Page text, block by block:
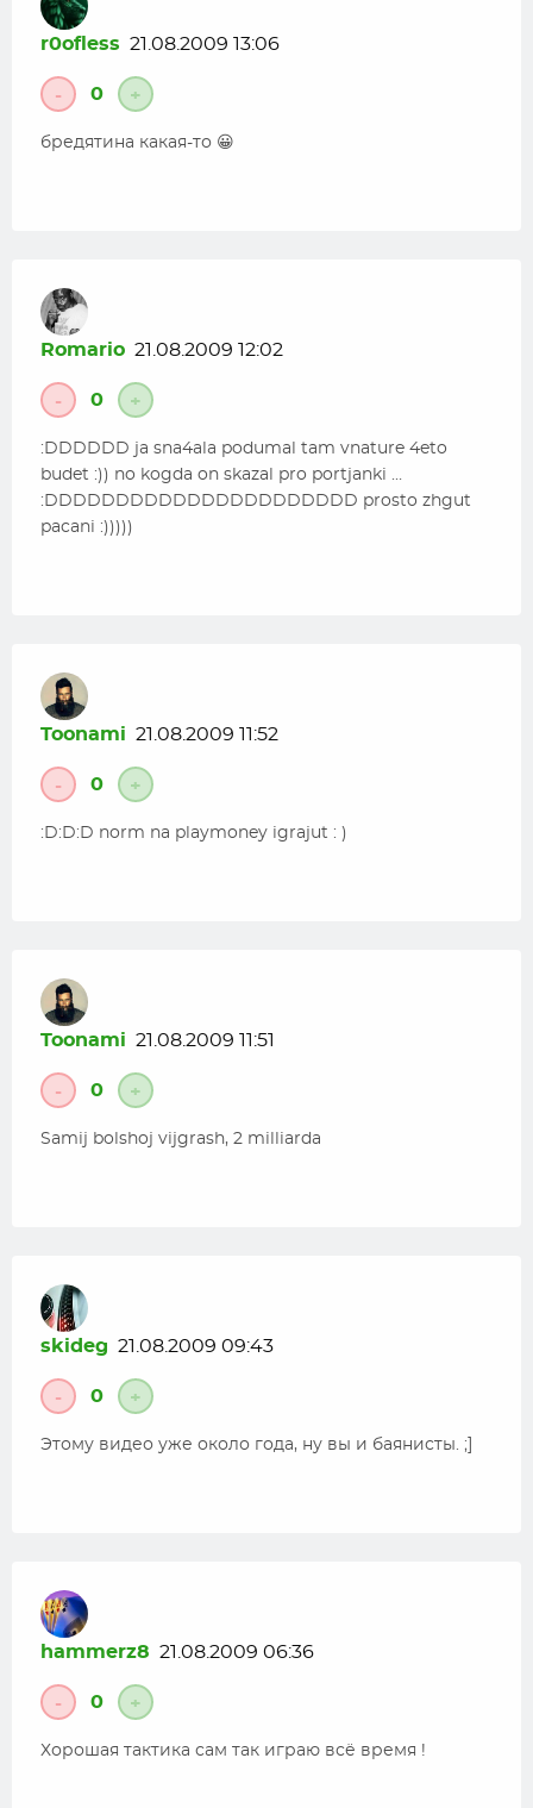
r0ofless 21.08.2009 13:06
- 0 +
бредятина какая-то 😀
Romario 21.08.2009 12:02
- 0 +
:DDDDDD ja sna4ala podumal tam vnature 4eto
budet :)) no kogda on skazal pro portjanki …
:DDDDDDDDDDDDDDDDDDDDDD prosto zhgut
pacani :)))))
Toonami 21.08.2009 11:52
- 0 +
:D:D:D norm na playmoney igrajut : )
Toonami 21.08.2009 11:51
- 0 +
Samij bolshoj vijgrash, 2 milliarda
skideg 21.08.2009 09:43
- 0 +
Этому видео уже около года, ну вы и баянисты. ;]
hammerz8 21.08.2009 06:36
- 0 +
Хорошая тактика сам так играю всё время !